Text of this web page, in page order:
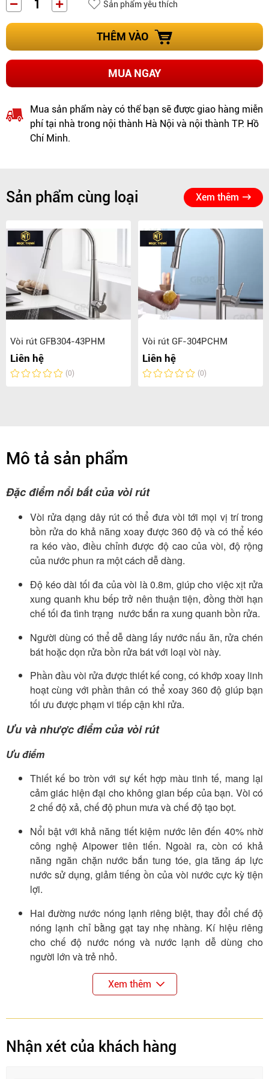
Sản phẩm yêu thích
THÊM VÀO
MUA NGAY
Mua sản phẩm này có thể bạn sẽ được giao hàng miễn
phí tại nhà trong nội thành Hà Nội và nội thành TP. Hồ
Chí Minh.
Sản phẩm cùng loại Xem thêm
Vòi rút GFB304-43PHM
Liên hệ
(0)
Vòi rút GF-304PCHM
Liên hệ
(0)
Mô tả sản phẩm
Đặc điểm nổi bất của vòi rút
Vòi rửa dạng dây rút có thể đưa vòi tới mọi vị trí trong
bồn rửa do khả năng xoay được 360 độ và có thể kéo
ra kéo vào, điều chỉnh được độ cao của vòi, độ rộng
của nước phun ra một cách dễ dàng.
Độ kéo dài tối đa của vòi là 0.8m, giúp cho việc xịt rửa
xung quanh khu bếp trở nên thuận tiện, đồng thời hạn
chế tối đa tình trạng nước bắn ra xung quanh bồn rửa.
Người dùng có thể dễ dàng lấy nước nấu ăn, rửa chén
bát hoặc dọn rửa bồn rửa bát với loại vòi này.
Phần đầu vòi rửa được thiết kế cong, có khớp xoay linh
hoạt cùng với phần thân có thể xoay 360 độ giúp bạn
tối ưu được phạm vi tiếp cận khi rửa.
Ưu và nhược điểm của vòi rút
Ưu điểm
Thiết kế bo tròn với sự kết hợp màu tinh tế, mang lại
cảm giác hiện đại cho không gian bếp của bạn. Vòi có
2 chế độ xả, chế độ phun mưa và chế độ tạo bọt.
Nổi bật với khả năng tiết kiệm nước lên đến 40% nhờ
công nghệ Aipower tiên tiến. Ngoài ra, còn có khả
năng ngăn chặn nước bắn tung tóe, gia tăng áp lực
nước sử dụng, giảm tiếng ồn của vòi nước cực kỳ tiện
lợi.
Hai đường nước nóng lạnh riêng biệt, thay đổi chế độ
nóng lạnh chỉ bằng gạt tay nhẹ nhàng. Kí hiệu riêng
cho chế độ nước nóng và nước lạnh dễ dùng cho
người lớn và trẻ nhỏ.
Dáng vòi cao giúp thao tác làm bếp không bị vướng
víu với dụng cụ bếp to dưới vòi.
Nhược điểm
Vòi dây rút không bền bỉ như các loại vòi cần cứng
khác do đầu vòi liên tục rút ra đẩy vào. Việc này có thể
Xem thêm
Nhận xét của khách hàng